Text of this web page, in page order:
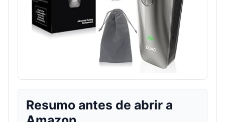
Resumo antes de abrir a